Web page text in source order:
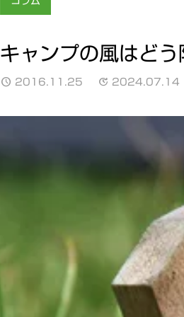
キャンプの風はどう
2016.11.25 2024.07.14